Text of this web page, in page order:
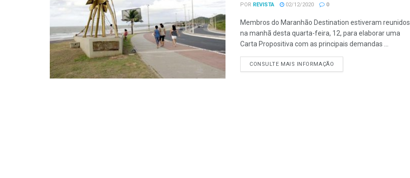
POR REVISTA 02/12/2020 0
Membros do Maranhão Destination estiveram reunidos
na manhã desta quarta-feira, 12, para elaborar uma
Carta Propositiva com as principais demandas ...
CONSULTE MAIS INFORMAÇÃO